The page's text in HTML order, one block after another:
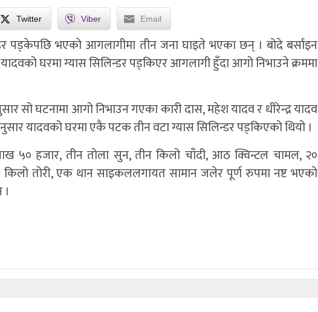
Twitter Viber Email
पड्केपछि भएकाे आगलागीमा तीन जना घाइते भएका छन् । बोदे बर्साइन
घरमा ग्यास सिलिन्डर पड्किएर आगलागी हुँदा आगो निभाउने क्रममा
सो घटनामा आगो निभाउन गएका कारी दास, महेश यादव र धीरेन्द्र यादव
यादवको घरमा एकै पटक तीन वटा ग्यास सिलिन्डर पड्किएको थियो ।
५० हजार, तीन तोला सुन, तीन किलो चाँदी, आठ क्विन्टल चामल, २०
तोरी, एक थान साइकललगायत सामान जलेर पूर्ण रुपमा नष्ट भएको